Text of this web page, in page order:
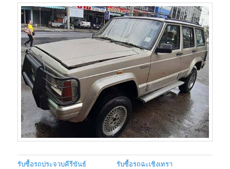
รับซื้อรถประจวบคีรีขันธ์
รับซื้อรถฉะเชิงเทรา